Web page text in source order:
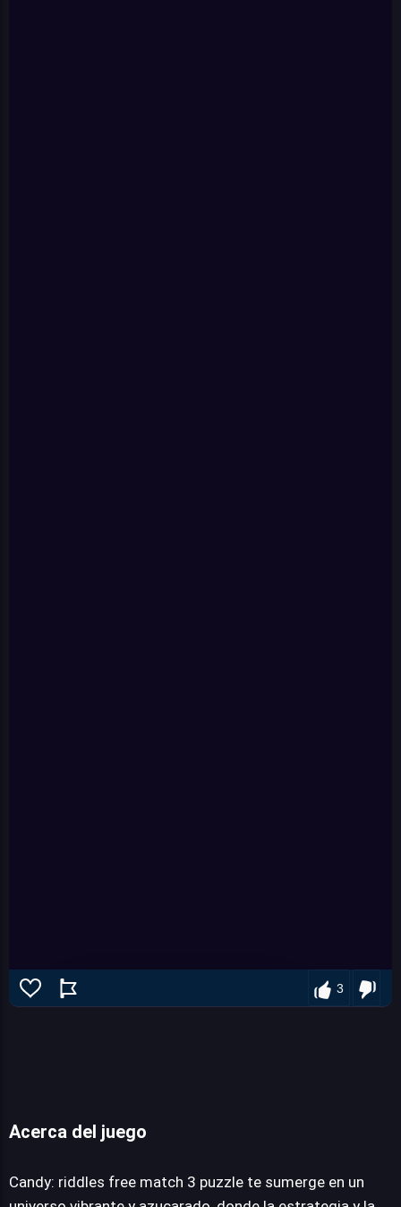
Candy: riddles free match 3 puzzle
3
Acerca del juego
Candy: riddles free match 3 puzzle te sumerge en un